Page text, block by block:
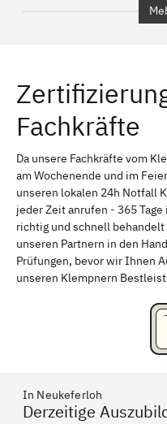
Erlangen
Bayreuth
Schweinfurt
Freising
Fachkräfte
Da unsere Fachkräfte vom
am Wochenende und im
unseren lokalen 24h Notfall
jeder Zeit anrufen - 365
richtig und schnell
unseren Partnern in den
Prüfungen, bevor wir Ihnen
unseren Klempnern
In Neukeferloh
Derzeitige